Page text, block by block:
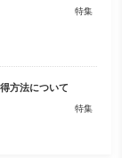
特集
方法について
特集